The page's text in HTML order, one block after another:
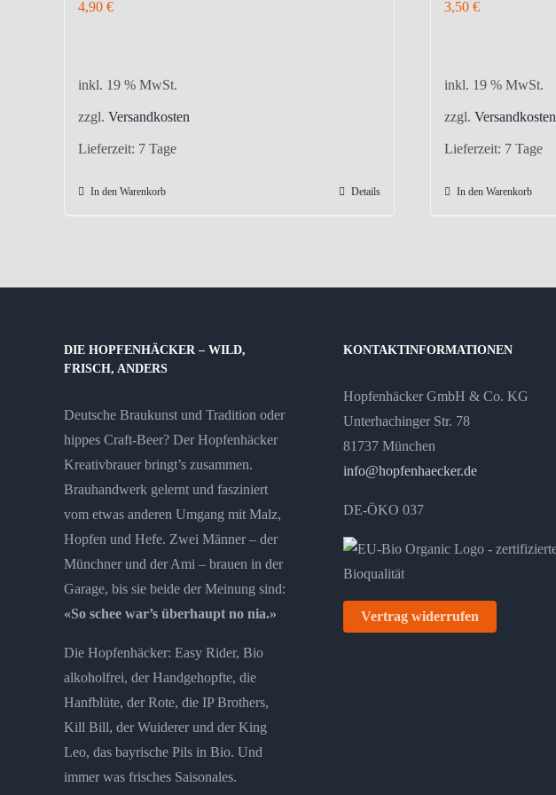
4,90 €
inkl. 19 % MwSt.
zzgl. Versandkosten
Lieferzeit: 7 Tage
In den Warenkorb Details
3,50€
inkl. 19 % MwSt.
zzgl.Versandkosten
Lieferzeit: 7 Tage
In den Warenkorb
DIE HOPFENHÄCKER – WILD,
FRISCH, ANDERS
Deutsche Braukunst und Tradition oder
hippes Craft-Beer? Der Hopfenhäcker
Kreativbrauer bringt’s zusammen.
Brauhandwerk gelernt und fasziniert
vom etwas anderen Umgang mit Malz,
Hopfen und Hefe. Zwei Männer – der
Münchner und der Ami – brauen in der
Garage, bis sie beide der Meinung sind:
«So schee war’s überhaupt no nia.»
Die Hopfenhäcker: Easy Rider, Bio
alkoholfrei, der Handgehopfte, die
Hanfblüte, der Rote, die IP Brothers,
Kill Bill, der Wuiderer und der King
Leo, das bayrische Pils in Bio. Und
immer was frisches Saisonales.
KONTAKTINFORMATIONEN
Hopfenhäcker GmbH & Co. KG
Unterhachinger Str. 78
81737 München
info@hopfenhaecker.de
DE-ÖKO 037
Vertrag widerrufen